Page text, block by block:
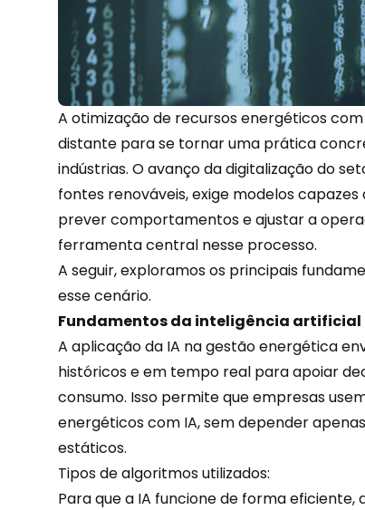
A otimização de recursos energéticos
distante para se tornar uma prática
indústrias. O avanço da digitalização do
fontes renováveis, exige modelos
prever comportamentos e ajustar a
ferramenta central nesse processo.
A seguir, exploramos os principais
esse cenário.
Fundamentos da inteligência
A aplicação da IA na gestão energética
históricos e em tempo real para apoiar
consumo. Isso permite que empresas
energéticoscom IA, sem depender
estáticos.
Tipos de algoritmos utilizados:
Para que a IA funcione de forma